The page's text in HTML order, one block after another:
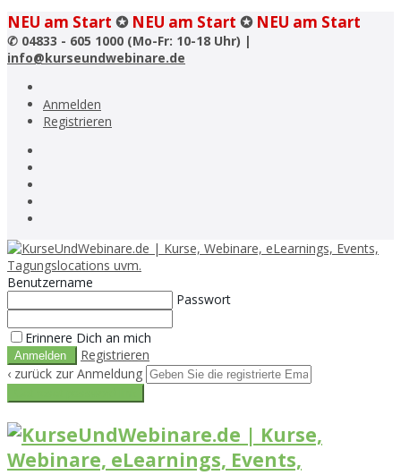
NEU am Start ✪ NEU am Start ✪ NEU am Start
✆ 04833 - 605 1000 (Mo-Fr: 10-18 Uhr) |
info@kurseundwebinare.de
Anmelden
Registrieren
Benutzername
Passwort
Erinnere Dich an mich
Registrieren
‹ zurück zur Anmeldung